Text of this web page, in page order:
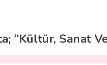
“Kültür, Sanat